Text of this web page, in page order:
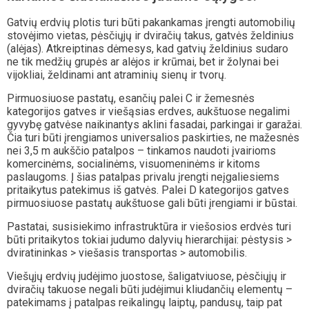
Gatvių erdvių plotis turi būti pakankamas įrengti automobilių
stovėjimo vietas, pėsčiųjų ir dviračių takus, gatvės želdinius
(alėjas). Atkreiptinas dėmesys, kad gatvių želdinius sudaro
ne tik medžių grupės ar alėjos ir krūmai, bet ir žolynai bei
vijokliai, želdinami ant atraminių sienų ir tvorų.
Pirmuosiuose pastatų, esančių palei C ir žemesnės
kategorijos gatves ir viešąsias erdves, aukštuose negalimi
gyvybę gatvėse naikinantys aklini fasadai, parkingai ir garažai.
Čia turi būti įrengiamos universalios paskirties, ne mažesnės
nei 3,5 m aukščio patalpos – tinkamos naudoti įvairioms
komercinėms, socialinėms, visuomeninėms ir kitoms
paslaugoms. Į šias patalpas privalu įrengti neįgaliesiems
pritaikytus patekimus iš gatvės. Palei D kategorijos gatves
pirmuosiuose pastatų aukštuose gali būti įrengiami ir būstai.
Pastatai, susisiekimo infrastruktūra ir viešosios erdvės turi
būti pritaikytos tokiai judumo dalyvių hierarchijai: pėstysis >
dviratininkas > viešasis transportas > automobilis.
Viešųjų erdvių judėjimo juostose, šaligatviuose, pėsčiųjų ir
dviračių takuose negali būti judėjimui kliudančių elementų –
patekimams į patalpas reikalingų laiptų, pandusų, taip pat